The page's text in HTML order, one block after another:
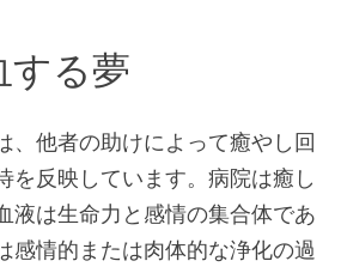
する夢
、他者の助けによって癒やし回
を反映しています。病院は癒し
液は生命力と感情の集合体であ
感情的または肉体的な浄化の過